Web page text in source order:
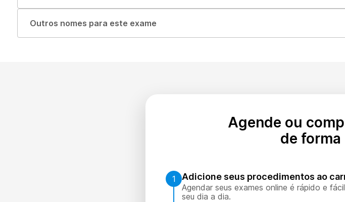
Outros nomes para este exame
Agende ou
de
1 Adicione seus procedimentos ao
Agendar seus exames online é rápido e
seu dia a dia.